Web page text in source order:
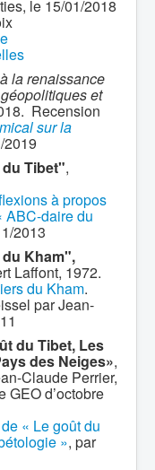
le 15/01/2018
la renaissance
et
Recension
sur la
2019
du Tibet",
à propos
ABC-daire du
2013
Kham",
Laffont, 1972.
du Kham.
par Jean-
du Tibet, Les
des Neiges»,
Claude Perrier,
GEO d’octobre
« Le goût du
», par